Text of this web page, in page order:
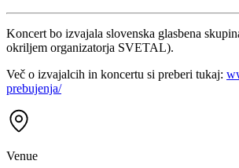
Koncert bo izvajala slovenska glasbena
okriljem organizatorja SVETAL).
Več o izvajalcih in koncertu si preberi tukaj:
prebujenja/
Venue